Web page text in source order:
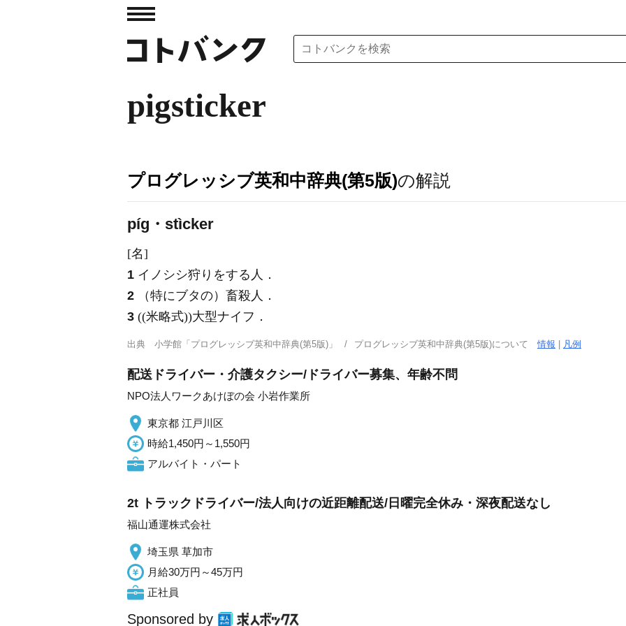
pigsticker
プログレッシブ英和中辞典(第5版)の解説
píg・stìcker
[名]
1 イノシシ狩りをする人 ．
2 （特にブタの）畜殺人 ．
3 ((米略式))大型ナイフ ．
出典 小学館「プログレッシブ英和中辞典(第5版)」 プログレッシブ英和中辞典(第5版)について情報 凡例
配送ドライバー・介護タクシー/ドライバー募集、年齢不問
NPO法人ワークあけぼの会 小岩作業所
東京都 江戸川区
時給1,450円～1,550円
アルバイト・パート
2t トラックドライバー/法人向けの近距離配送/日曜完全休み・深夜配送なし
福山通運株式会社
埼玉県 草加市
月給30万円～45万円
正社員
Sponsored by